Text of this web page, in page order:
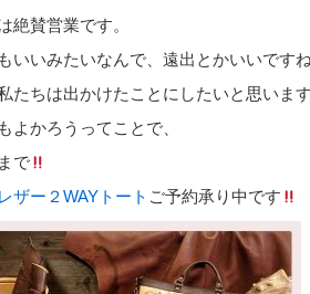
絶賛営業です。
いいみたいなんで、遠出とかいいです
たちは出かけたことにしたいと思いま
よかろうってことで、
で
ザー２WAYトート ご予約承り中です